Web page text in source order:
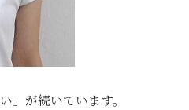
」が続いています。